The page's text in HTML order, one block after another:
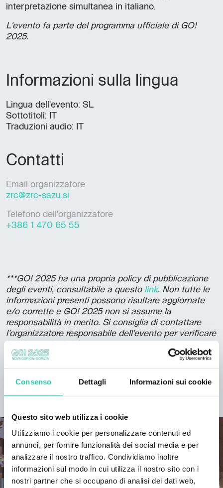
Consenso Dettagli Informazioni sui cookie
Questo sito web utilizza i cookie
Utilizziamo i cookie per personalizzare contenuti ed
annunci, per fornire funzionalità dei social media e per
analizzare il nostro traffico. Condividiamo inoltre
informazioni sul modo in cui utilizza il nostro sito con i
nostri partner che si occupano di analisi dei dati web,
interpretazione simultanea in italiano.
L'evento fa parte del programma ufficiale di GO!
2025.
Informazioni sulla lingua
Lingua dell'evento: SL
Sottotitoli: IT
Traduzioni audio: IT
Contatti
Email organizzatore
zrc@zrc-sazu.si
Telefono dell'organizzatore
+386 1 470 65 55
***GO! 2025 ha una propria policy di pubblicazione
degli eventi, consultabile a questo link. Non tutte le
informazioni presenti possono risultare aggiornate
e/o corrette e GO! 2025 non si assume la
responsabilità in merito. Si consiglia di contattare
l’organizzatore responsabile dell’evento per verificare
SCOPRI IL PROGETTO